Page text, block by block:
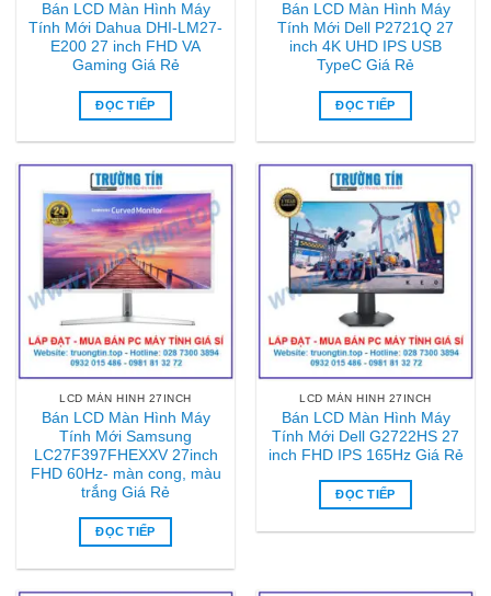
Bán LCD Màn Hình Máy
Tính Mới Dahua DHI-LM27-
E200 27 inch FHD VA
Gaming Giá Rẻ
ĐỌC TIẾP
Bán LCD Màn Hình Máy
Tính Mới Dell P2721Q 27
inch 4K UHD IPS USB
TypeC Giá Rẻ
ĐỌC TIẾP
LCD MÀN HINH 27INCH
Bán LCD Màn Hình Máy
Tính Mới Samsung
LC27F397FHEXXV 27inch
FHD 60Hz- màn cong, màu
trắng Giá Rẻ
ĐỌC TIẾP
LCD MÀN HINH 27INCH
Bán LCD Màn Hình Máy
Tính Mới Dell G2722HS 27
inch FHD IPS 165Hz Giá Rẻ
ĐỌC TIẾP